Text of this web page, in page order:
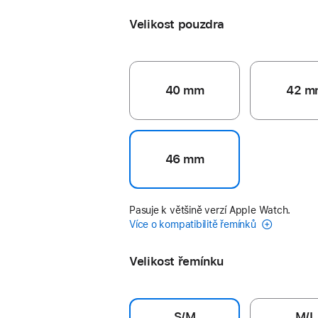
Velikost pouzdra
40 mm 42
46 mm
Pasuje k většině verzí Apple Watch.
Více o kompatibilitě řemínků
Velikost řemínku